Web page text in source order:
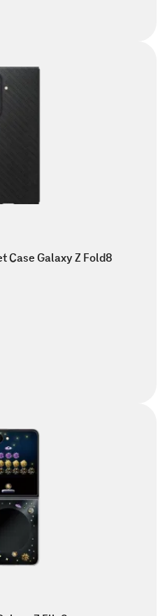
Case Galaxy Z Fold8